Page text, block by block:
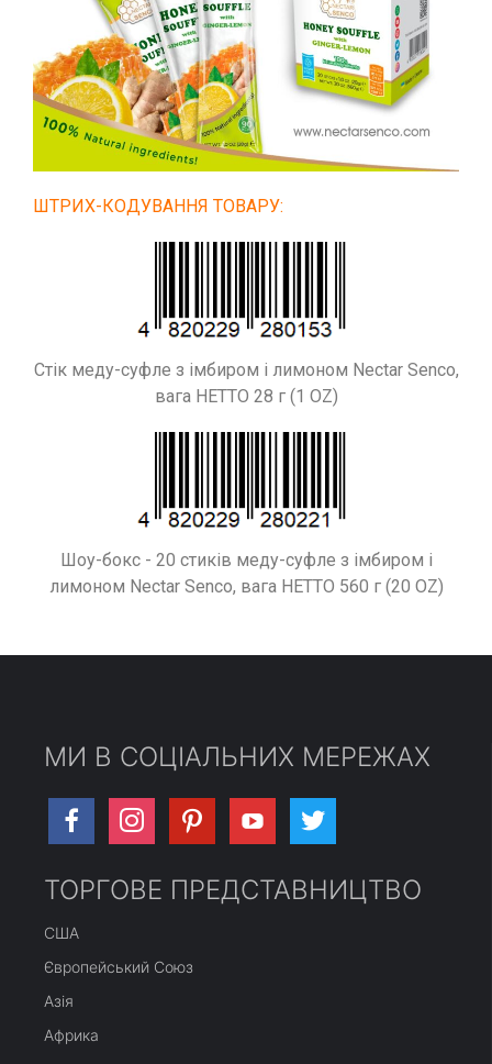
ШТРИХ-КОДУВАННЯ ТОВАРУ:
Стік меду-суфле з імбиром і лимоном Nectar Senco,
вага НЕТТО 28 г (1 OZ)
Шоу-бокс - 20 стиків меду-суфле з імбиром і
лимоном Nectar Senco, вага НЕТТО 560 г (20 OZ)
МИ В СОЦІАЛЬНИХ МЕРЕЖАХ
ТОРГОВЕ ПРЕДСТАВНИЦТВО
США
Європейський Союз
Азія
Африка